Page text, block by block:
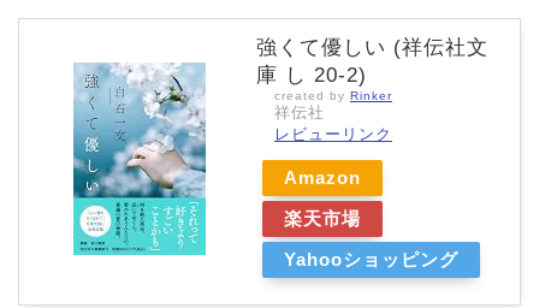
強くて優しい (祥伝社文
庫 し 20-2)
created by Rinker
祥伝社
レビューリンク
Amazon
楽天市場
Yahooショッピング